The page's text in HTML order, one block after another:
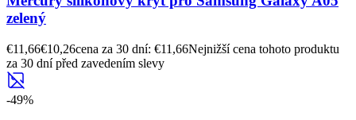
zelený
€11,66€10,26cena za 30 dní: €11,66Nejnižší cena tohoto produktu
za 30 dní před zavedením slevy
-49%